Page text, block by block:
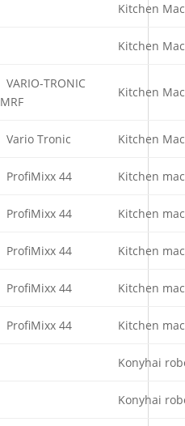
Kitchen
Kitchen
VARIO-TRONIC
MRF
Kitchen
Vario Tronic Kitchen
ProfiMixx 44 Kitchen
ProfiMixx 44 Kitchen
ProfiMixx 44 Kitchen
ProfiMixx 44 Kitchen
ProfiMixx 44 Kitchen
Konyhai
Konyhai